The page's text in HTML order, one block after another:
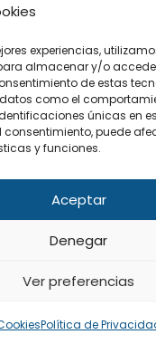
experiencias,
almacenar y/o
de estas
como el
únicas en
consentimiento, puede
y funciones.
Aceptar
Denegar
Ver preferencias
Política de
tanto por la
Transparencia,
como por la
Provincial de València.
Accesia Soluciones